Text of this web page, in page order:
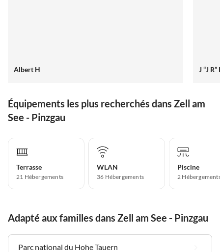
Albert H J “J R”
Équipements les plus recherchés dans Zell am
See - Pinzgau
Terrasse
21 Hébergements
WLAN
36 Hébergements
Piscine
2
Adapté aux familles dans Zell am See - Pinzgau
Parc national du Hohe Tauern